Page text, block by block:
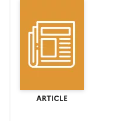
ARTICLE